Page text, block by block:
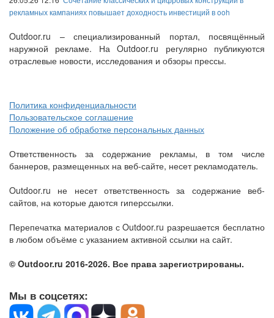
рекламных кампаниях повышает доходность инвестиций в ooh
Outdoor.ru – специализированный портал, посвящённый
наружной рекламе. На Outdoor.ru регулярно публикуются
отраслевые новости, исследования и обзоры прессы.
Политика конфиденциальности
Пользовательское соглашение
Положение об обработке персональных данных
Ответственность за содержание рекламы, в том числе
баннеров, размещенных на веб-сайте, несет рекламодатель.
Outdoor.ru не несет ответственность за содержание веб-
сайтов, на которые даются гиперссылки.
Перепечатка материалов с Outdoor.ru разрешается бесплатно
в любом объёме с указанием активной ссылки на сайт.
© Outdoor.ru 2016-2026. Все права зарегистрированы.
Мы в соцсетях: